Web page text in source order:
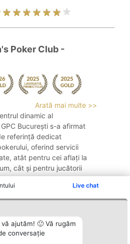
Live chat
ajutăm! 🙂 Vă rugăm
conversație
Poker Club -
Arată mai multe >>
dinamic al
București s-a afirmat
referință dedicat
oferind servicii
atât pentru cei aflați la
cât și pentru jucătorii
...
Plebiscyt